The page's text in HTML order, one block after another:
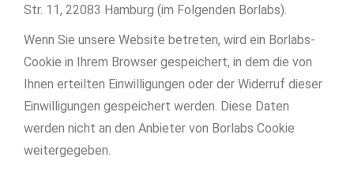
Str. 11, 22083 Hamburg (im Folgenden Borlabs).
Wenn Sie unsere Website betreten, wird ein Borlabs-
Cookie in Ihrem Browser gespeichert, in dem die von
Ihnen erteilten Einwilligungen oder der Widerruf dieser
Einwilligungen gespeichert werden. Diese Daten
werden nicht an den Anbieter von Borlabs Cookie
weitergegeben.